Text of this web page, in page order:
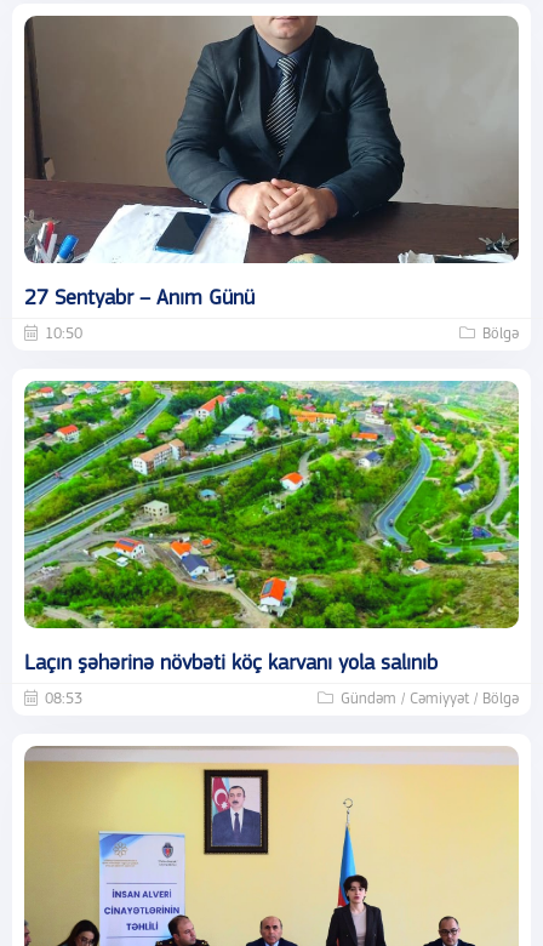
27 Sentyabr – Anım Günü
10:50 Bölgə
Laçın şəhərinə növbəti köç karvanı yola salınıb
08:53 Gündəm / Cəmiyyət / Bölgə